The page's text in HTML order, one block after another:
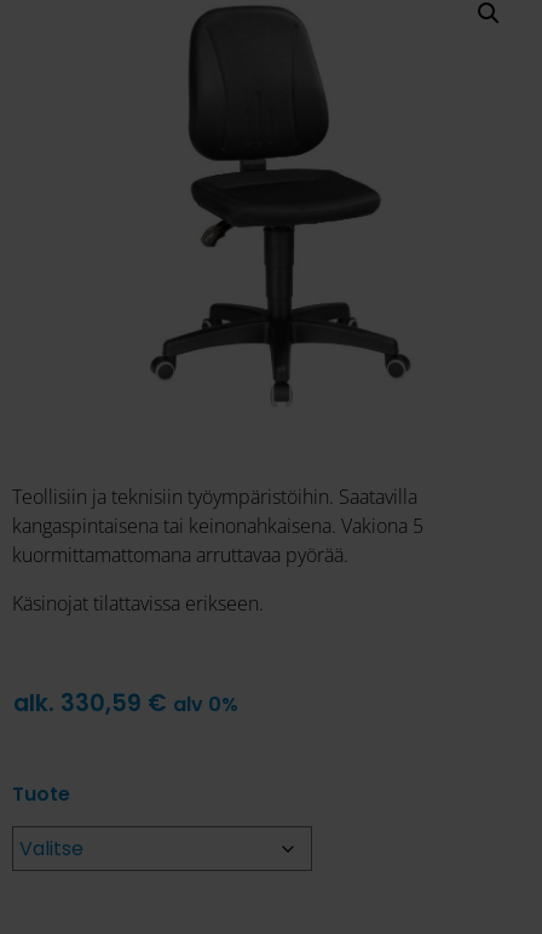
Teollisiin ja teknisiin työympäristöihin. Saatavilla
kangaspintaisena tai keinonahkaisena. Vakiona 5
kuormittamattomana arruttavaa pyörää.
Käsinojat tilattavissa erikseen.
alk. 330,59 € alv 0%
Tuote